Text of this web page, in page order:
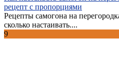
рецепт с пропорциями
Рецепты самогона на
сколько настаивать....
9